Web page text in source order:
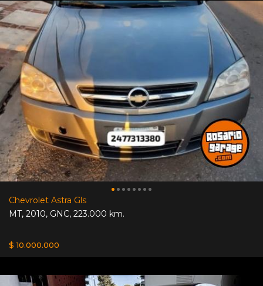
Chevrolet Astra Gls
MT, 2010, GNC, 223.000 km.
$ 10.000.000